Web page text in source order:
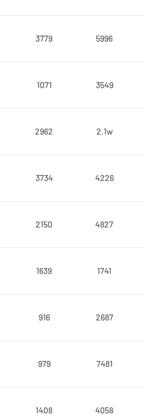
3779 5996
1071 3549
2962 2.1w
3734 4226
2150 4827
1639 1741
916 2687
979 7481
1408 4058